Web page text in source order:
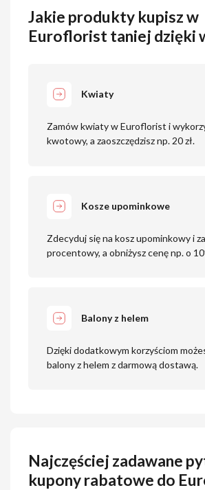
Jakie produkty kupisz w
Euroflorist taniej dzięki
Kwiaty
Zamów kwiaty w Euroflorist i
kwotowy, a zaoszczędzisz np. 20 zł.
Kosze upominkowe
Zdecyduj się na kosz upominkowy i
procentowy, a obniżysz cenę np. o
Balony z helem
Dzięki dodatkowym korzyściom
balony z helem z darmową dostawą.
Najczęściej zadawane
kupony rabatowe do